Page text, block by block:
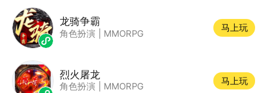
龙骑争霸
角色扮演 MMORPG
马上玩
烈火屠龙
角色扮演 MMORPG
马上玩